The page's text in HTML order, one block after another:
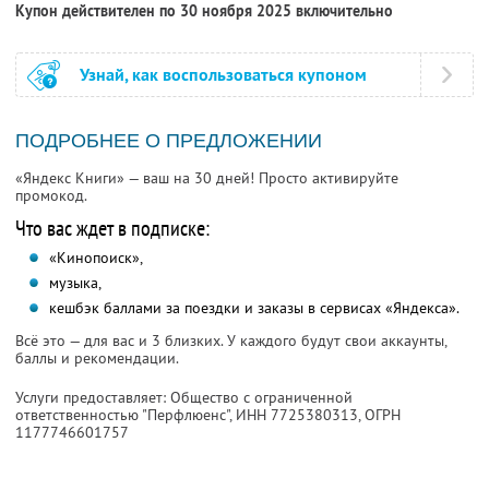
Купон действителен по 30 ноября 2025 включительно
Узнай, как воспользоваться купоном
ПОДРОБНЕЕ О ПРЕДЛОЖЕНИИ
«Яндекс Книги» — ваш на 30 дней! Просто активируйте
промокод.
Что вас ждет в подписке:
«Кинопоиск»,
музыка,
кешбэк баллами за поездки и заказы в сервисах «Яндекса».
Всё это — для вас и 3 близких. У каждого будут свои аккаунты,
баллы и рекомендации.
Услуги предоставляет: Общество с ограниченной
ответственностью "Перфлюенс", ИНН 7725380313, ОГРН
1177746601757